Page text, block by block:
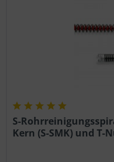
S-
Kern (S-SMK) und T-